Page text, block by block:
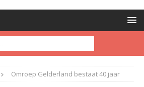
Omroep Gelderland bestaat 40 jaar